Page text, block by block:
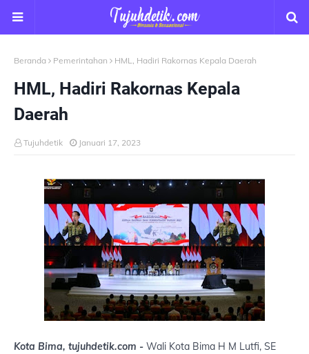
Beranda Pemerintahan HML, Hadiri Rakornas Kepala Daerah
HML, Hadiri Rakornas Kepala
Daerah
Tujuhdetik Januari 17, 2023
Kota Bima, tujuhdetik.com - Wali Kota Bima H M Lutfi, SE